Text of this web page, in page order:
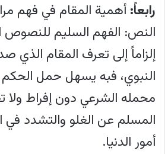
رابعاً: أهمية المقام في فهم
النص: الفهم السليم للنصوص
إلزاماً إلى تعرف المقام الذي
النبوي، فبه يسهل حمل
محمله الشرعي دون إفراط ولا
المسلم عن الغلو والتشدد في
أمور الدنيا.